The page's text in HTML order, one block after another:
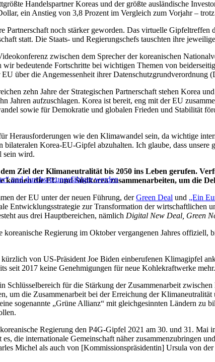
Handelspartner Koreas und der größte ausländische
ein Anstieg von 3,8 Prozent im Vergleich zum Vorjahr –
noch stärker geworden. Das virtuelle Gipfeltreffen
statt. Die Staats- und Regierungschefs tauschten ihre
zwischen dem Sprecher der koreanischen
wir bedeutende Fortschritte bei wichtigen Themen von
EU über die Angemessenheit ihrer
zehn Jahre der Strategischen Partnerschaft stehen Korea
Jahren aufzuschlagen. Korea ist bereit, eng mit der EU
sowie für Demokratie und globalen Frieden und Stabilität
Herausforderungen wie den Klimawandel sein, da wichtige
bilateralen Korea-EU-Gipfel abzuhalten. Ich glaube, dass
sein wird.
und durchsetzungsfähiger werden
Ziel der Klimaneutralität bis 2050 ins Leben gerufen.
die EU und Südkorea zusammenarbeiten, um die
der EU unter der neuen Führung, derGreen Deal und „Ein
Entwicklungsstrategie zur Transformation der
aus drei Hauptbereichen, nämlich Digital New Deal, Green
koreanische Regierung im Oktober vergangenen Jahres
von US-Präsident Joe Biden einberufenen Klimagipfel
seit 2017 keine Genehmigungen für neue Kohlekraftwerke mehr.
Schlüsselbereich für die Stärkung der Zusammenarbeit
um die Zusammenarbeit bei der Erreichung der
sogenannte „Grüne Allianz“ mit gleichgesinnten Ländern
Regierung den P4G-Gipfel 2021 am 30. und 31.
es, die internationale Gemeinschaft näher zusammenzubringen
Michel als auch von [Kommissionspräsidentin] Ursula von